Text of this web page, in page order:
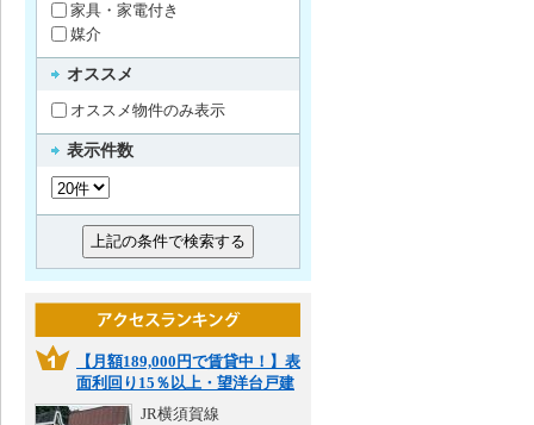
家具・家電付き
媒介
オススメ
オススメ物件のみ表示
表示件数
【月額189,000円で賃貸中！】表
面利回り15％以上・望洋台戸建
JR横須賀線